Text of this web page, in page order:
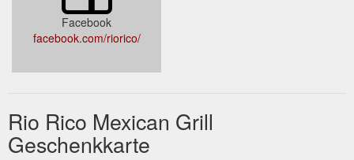
Facebook
facebook.com/riorico/
Rio Rico Mexican Grill
Geschenkkarte